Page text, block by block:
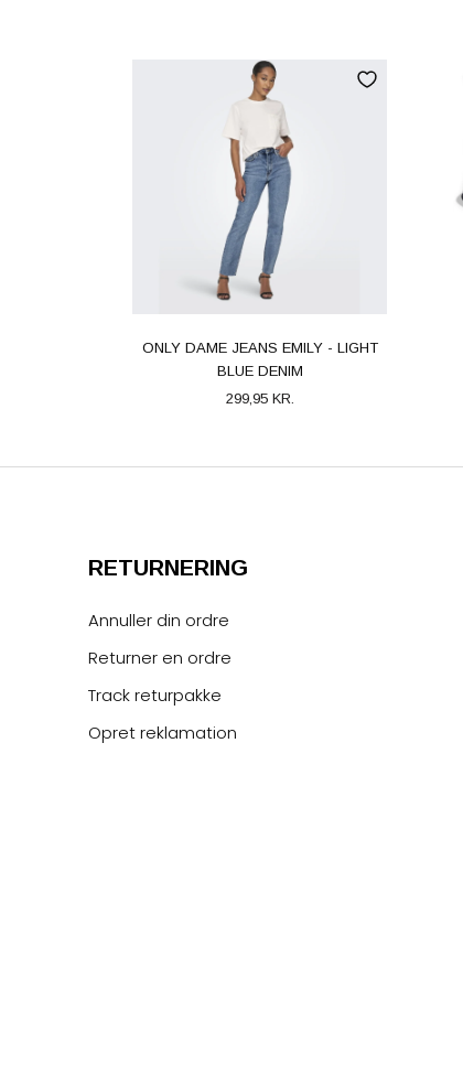
ONLY DAME JEANS EMILY - LIGHT
BLUE DENIM
299,95 KR.
RETURNERING
Annuller din ordre
Returner en ordre
Track returpakke
Opret reklamation